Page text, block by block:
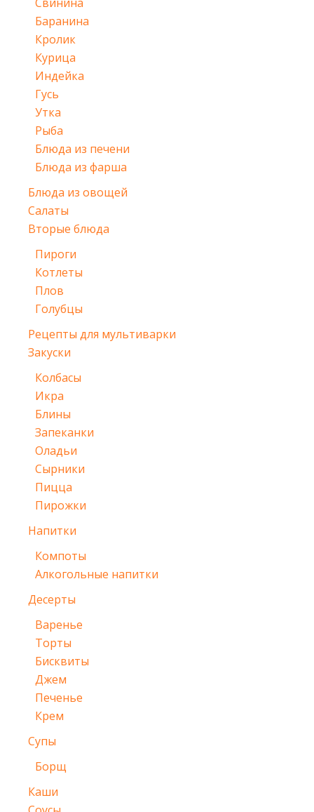
Свинина
Баранина
Кролик
Курица
Индейка
Гусь
Утка
Рыба
Блюда из печени
Блюда из фарша
Блюда из овощей
Салаты
Вторые блюда
Пироги
Котлеты
Плов
Голубцы
Рецепты для мультиварки
Закуски
Колбасы
Икра
Блины
Запеканки
Оладьи
Сырники
Пицца
Пирожки
Напитки
Компоты
Алкогольные напитки
Десерты
Варенье
Торты
Бисквиты
Джем
Печенье
Крем
Супы
Борщ
Каши